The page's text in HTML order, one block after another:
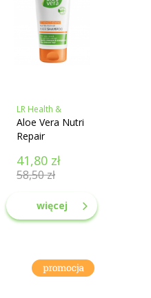
LR Health &
Beauty
Aloe Vera Nutri
Repair
włosów
41,80 zł
58,50zł
więcej